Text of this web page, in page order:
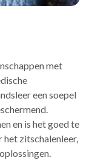
met
een soepel
en is het goed te
het zitschalenleer,